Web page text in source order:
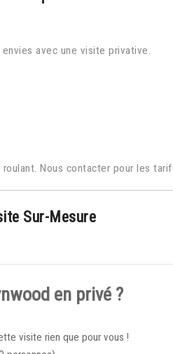
avec une visite privative.
Nous contacter pour les
Sur-Mesure
en privé ?
visite rien que pour vous !